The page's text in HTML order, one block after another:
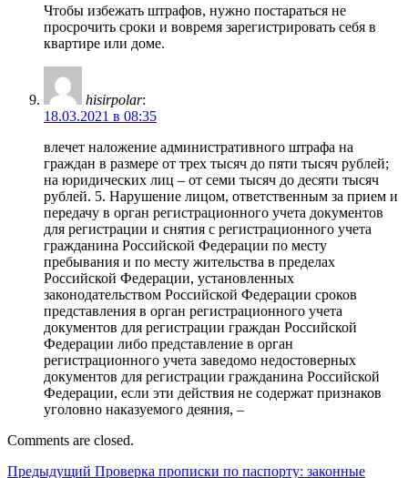
Чтобы избежать штрафов, нужно постараться не
просрочить сроки и вовремя зарегистрировать себя в
квартире или доме.
hisirpolar:
18.03.2021 в 08:35
влечет наложение административного штрафа на
граждан в размере от трех тысяч до пяти тысяч рублей;
на юридических лиц – от семи тысяч до десяти тысяч
рублей. 5. Нарушение лицом, ответственным за прием и
передачу в орган регистрационного учета документов
для регистрации и снятия с регистрационного учета
гражданина Российской Федерации по месту
пребывания и по месту жительства в пределах
Российской Федерации, установленных
законодательством Российской Федерации сроков
представления в орган регистрационного учета
документов для регистрации граждан Российской
Федерации либо представление в орган
регистрационного учета заведомо недостоверных
документов для регистрации гражданина Российской
Федерации, если эти действия не содержат признаков
уголовно наказуемого деяния, –
Comments are closed.
Предыдущий Предыдущий
Проверка прописки по паспорту: законные